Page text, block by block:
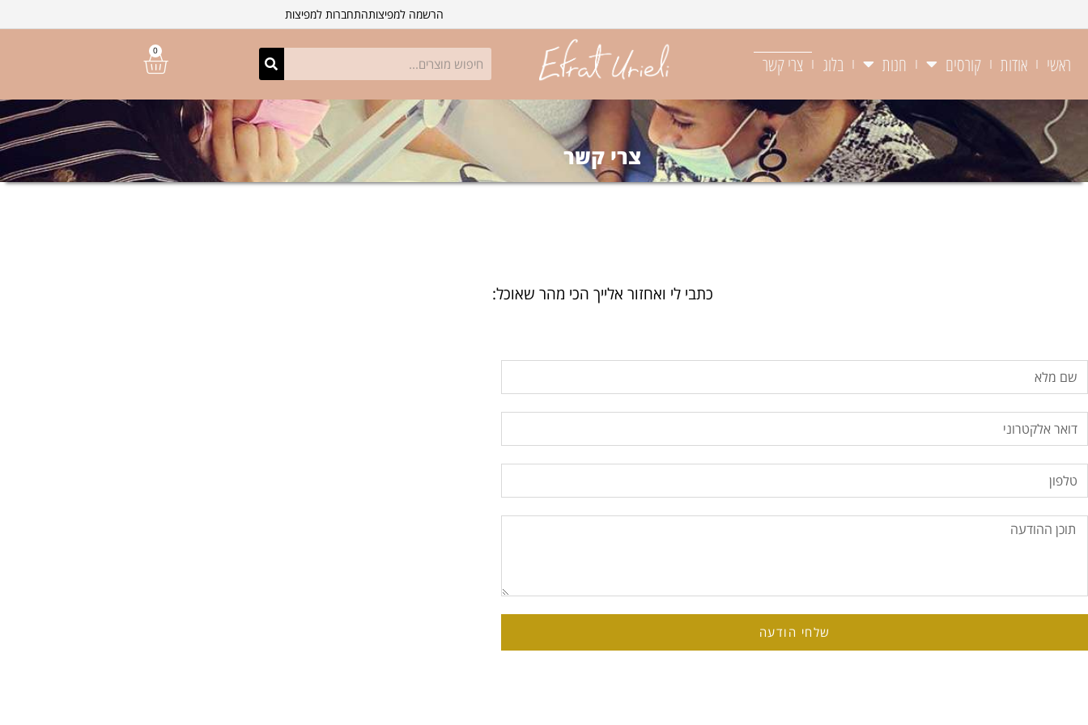
הרשמה למפיצותהתחברות למפיצות
ראשי אודות קורסים חנות בלוג צרי קשר
0
צרי קשר
כתבי לי ואחזור אלייך הכי מהר שאוכל:
שלחי הודעה